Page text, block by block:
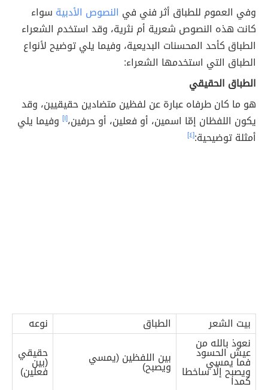
وفي العموم للطباق أثر فني في النصوص الأدبية سواء
كانت هذه النصوص شعرية أم نثرية، وقد استخدم الشعراء
الطباق كأحد المحسنات البديعية، وفيما يلي توضيح لأنواع
الطباق التي استخدمها الشعراء:
الطباق الحقيقي
هو ما كان طرفاه عبارة عن لفظين متضادين حقيقيين، وقد
يكون اللفظان إمّا اسمين، أو فعلين، أو حرفين،[١] وفيما يلي
أمثلة توضيحية:[٤]
بيت الشعر الطباق
نوعه
نعوذ بالله من
عيش الحسود
فما يمسي
ويصبح إلّا ساخطا
كمدا
بين اللفظين (يمسي
ويصبح)
حقيقي
(بين
فعلين)